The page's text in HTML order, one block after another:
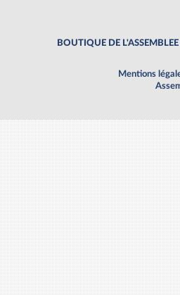
BOUTIQUE DE L'ASSEMBLEE
Mentions